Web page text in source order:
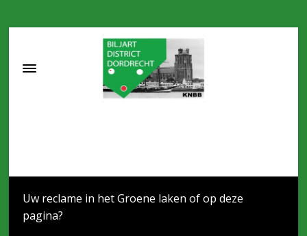
Uw reclame in het Groene laken of op deze
pagina?